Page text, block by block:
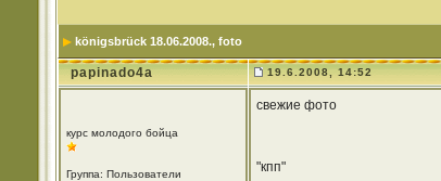
königsbrück 18.06.2008., foto
papinado4a 19.6.2008, 14:52
курс молодого бойца
Группа: Пользователи
свежие фото
"кпп"